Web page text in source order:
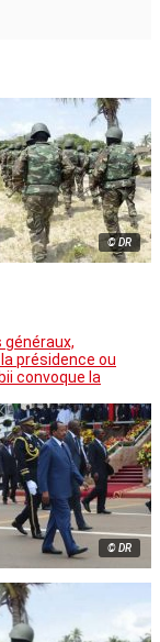
© DR
généraux,
présidence ou
convoque la
© DR